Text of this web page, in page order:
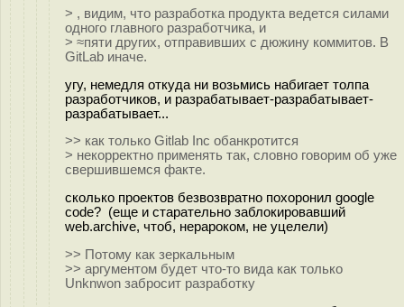
> , видим, что разработка продукта ведется силами
одного главного разработчика, и
> ≈пяти других, отправивших с дюжину коммитов. В
GitLab иначе.
угу, немедля откуда ни возьмись набигает толпа
разработчиков, и разрабатывает-разрабатывает-
разрабатывает...
>> как только Gitlab Inc обанкротится
> некорректно применять так, словно говорим об уже
свершившемся факте.
сколько проектов безвозвратно похоронил google
code? (еще и старательно заблокировавший
web.archive, чтоб, нерароком, не уцелели)
>> Потому как зеркальным
>> аргументом будет что-то вида как только
Unknwon забросит разработку